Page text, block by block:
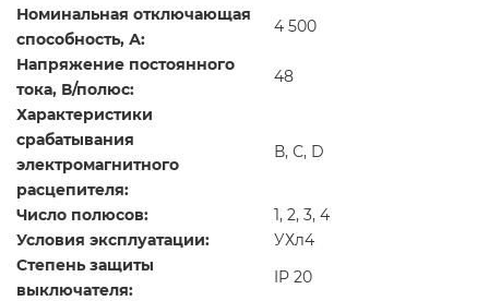
Номинальная отключающая
способность, А:
4 500
Напряжение постоянного
тока, В/полюс:
48
Характеристики
срабатывания
электромагнитного
расцепителя:
В, С, D
Число полюсов:
1, 2, 3, 4
Условия эксплуатации:
УХл4
Степень защиты
выключателя:
IP 20